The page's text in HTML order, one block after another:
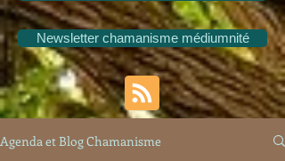
Newsletter chamanisme médiumnité
Agenda et Blog Chamanisme